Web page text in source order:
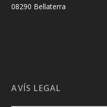
08290 Bellaterra
AVÍS LEGAL